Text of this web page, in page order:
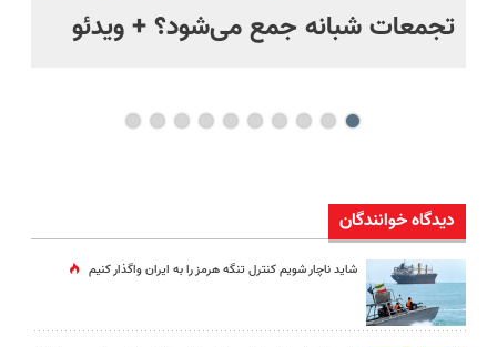
تجمعات شبانه جمع می‌شود؟ + ویدئو
دیدگاه خوانندگان
شاید ناچار شویم کنترل تنگه هرمز را به ایران واگذار کنیم